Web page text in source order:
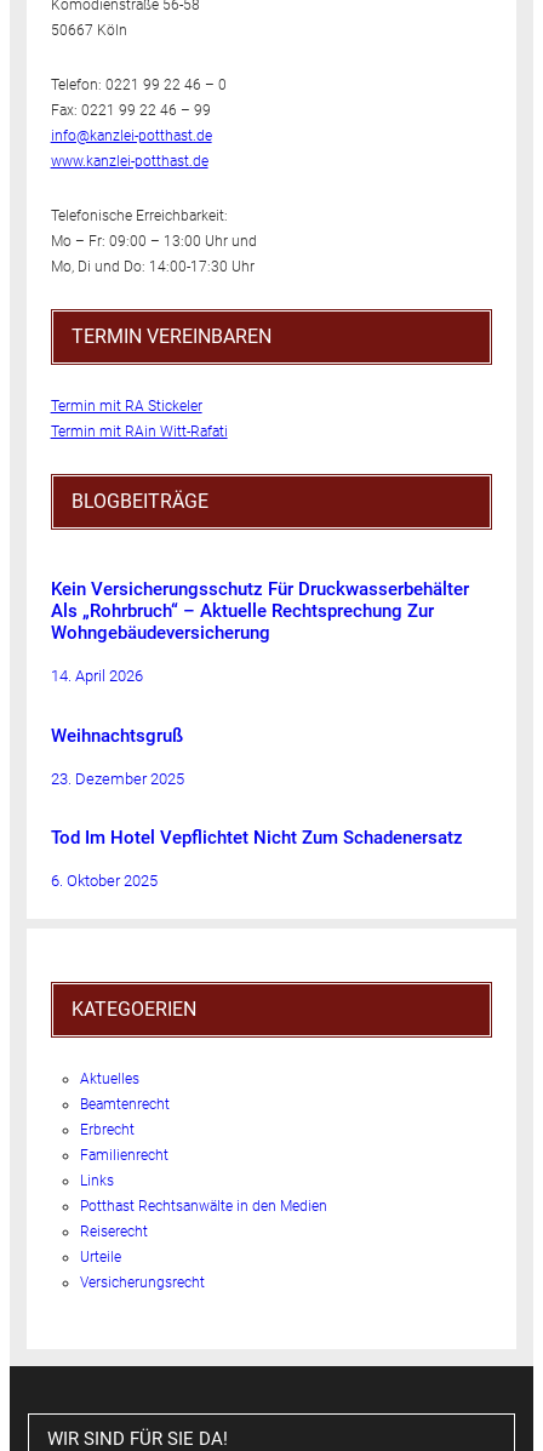
Komödienstraße 56-58
50667 Köln
Telefon: 0221 99 22 46 – 0
Fax: 0221 99 22 46 – 99
info@kanzlei-potthast.de
www.kanzlei-potthast.de
Telefonische Erreichbarkeit:
Mo – Fr: 09:00 – 13:00 Uhr und
Mo, Di und Do: 14:00-17:30 Uhr
TERMIN VEREINBAREN
Termin mit RA Stickeler
Termin mit RAin Witt-Rafati
BLOGBEITRÄGE
Kein Versicherungsschutz Für Druckwasserbehälter
Als „Rohrbruch“ – Aktuelle Rechtsprechung Zur
Wohngebäudeversicherung
14. April 2026
Weihnachtsgruß
23. Dezember 2025
Tod Im Hotel Vepflichtet Nicht Zum Schadenersatz
6. Oktober 2025
KATEGOERIEN
Aktuelles
Beamtenrecht
Erbrecht
Familienrecht
Links
Potthast Rechtsanwälte in den Medien
Reiserecht
Urteile
Versicherungsrecht
WIR SIND FÜR SIE DA!